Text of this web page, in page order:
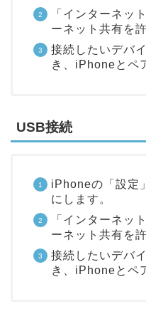
「インターネッ
ーネット共有を
接続したいデバ
き、iPhoneとペ
USB接続
iPhoneの「設定
にします。
「インターネッ
ーネット共有を
接続したいデバ
き、iPhoneとペ